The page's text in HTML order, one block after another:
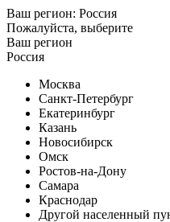
Ваш регион: Россия
Пожалуйста, выберите
Ваш регион
Россия
Москва
Санкт-Петербург
Екатеринбург
Казань
Новосибирск
Омск
Ростов-на-Дону
Самара
Краснодар
Другой населенный